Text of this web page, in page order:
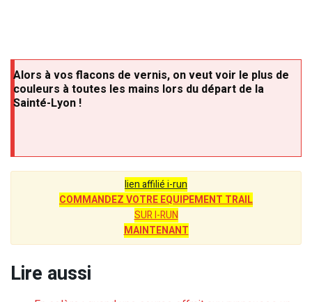
Alors à vos flacons de vernis, on veut voir le plus de
couleurs à toutes les mains lors du départ de la
Sainté-Lyon !
lien affilié i-run
COMMANDEZ VOTRE EQUIPEMENT TRAIL
SUR I-RUN
MAINTENANT
Lire aussi